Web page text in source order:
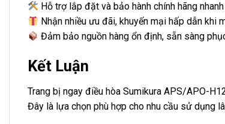
Hỗ trợ lắp đặt và bảo hành chính hãng
Nhận nhiều ưu đãi, khuyến mại hấp dẫn khi
Đảm bảo nguồn hàng ổn định, sẵn sàng
Kết Luận
Trang bị ngay điều hòa Sumikura APS/APO-
Đây là lựa chọn phù hợp cho nhu cầu sử dụng